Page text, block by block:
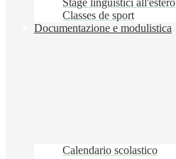
Stage linguistici all'estero
Classes de sport
Documentazione e modulistica
Calendario scolastico